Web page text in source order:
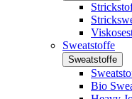
Sweatstoffe
Sweatstoffe
Bio